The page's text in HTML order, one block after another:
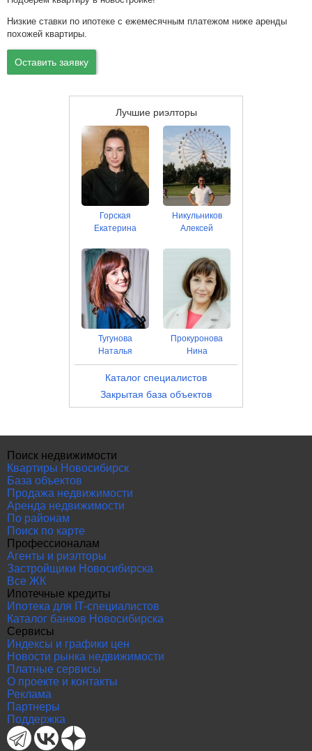
Низкие ставки по ипотеке с ежемесячным платежом ниже аренды
похожей квартиры.
Оставить заявку
Лучшие риэлторы
Горская
Екатерина
Никульников
Алексей
Тугунова
Наталья
Прокуронова
Нина
Каталог специалистов
Закрытая база объектов
Поиск недвижимости
Квартиры Новосибирск
База объектов
Продажа недвижимости
Аренда недвижимости
По районам
Поиск по карте
Профессионалам
Агенты и риэлторы
Застройщики Новосибирска
Все ЖК
Ипотечные кредиты
Ипотека для IT-специалистов
Каталог банков Новосибирска
Сервисы
Индексы и графики цен
Новости рынка недвижимости
Платные сервисы
О проекте и контакты
Реклама
Партнеры
Поддержка